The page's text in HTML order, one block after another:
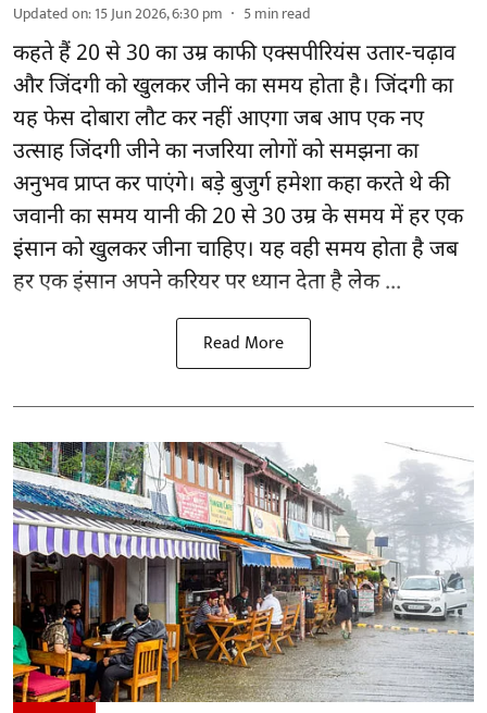
Updated on:15 Jun 2026, 6:30 pm 5min read
कहते हैं 20 से 30 का उम्र काफी एक्सपीरियंस उतार-चढ़ाव
और जिंदगी को खुलकर जीने का समय होता है। जिंदगी का
यह फेस दोबारा लौट कर नहीं आएगा जब आप एक नए
उत्साह जिंदगी जीने का नजरिया लोगों को समझना का
अनुभव प्राप्त कर पाएंगे। बड़े बुजुर्ग हमेशा कहा करते थे की
जवानी का समय यानी की 20 से 30 उम्र के समय में हर एक
इंसान को खुलकर जीना चाहिए। यह वही समय होता है जब
हर एक इंसान अपने करियर पर ध्यान देता है लेक ...
Read More